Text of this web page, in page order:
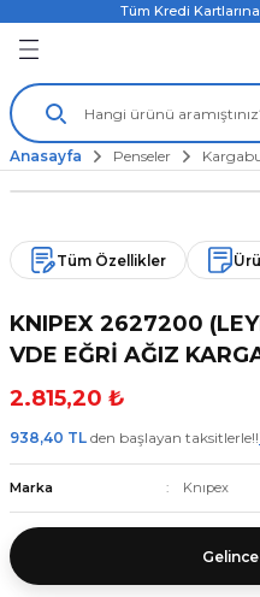
Tüm Kredi
Anasayfa Penseler
Tüm Özellikler
KNIPEX 2627200
VDE EĞRİ AĞIZ
2.815,20 ₺
938,40 TL den başlayan taksitlerle!!
Marka Knıpex